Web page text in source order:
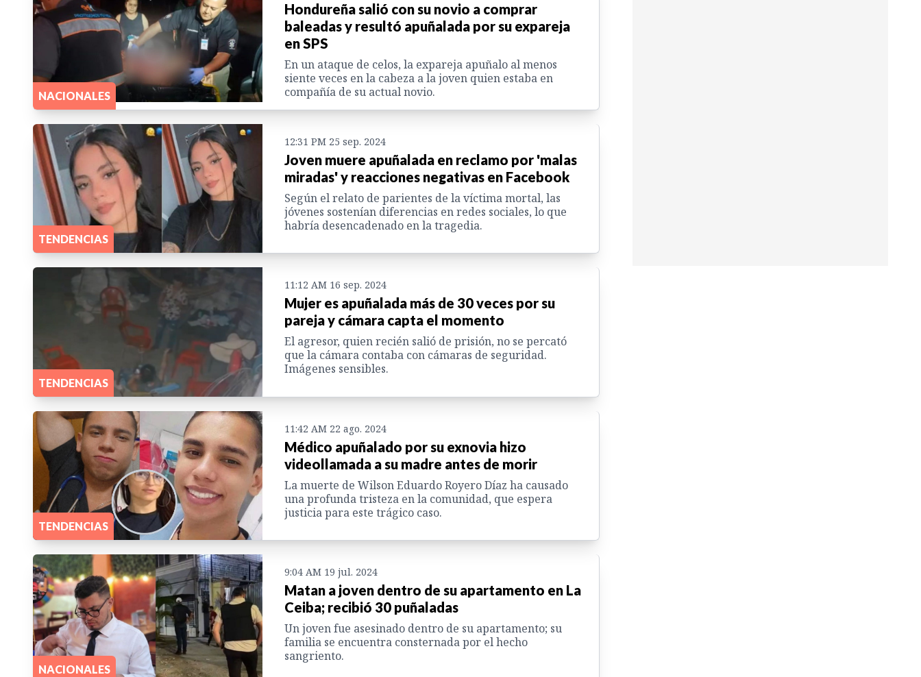
NACIONALES
Hondureña salió con su novio a comprar
baleadas y resultó apuñalada por su expareja
en SPS
En un ataque de celos, la expareja apuñalo al menos
siente veces en la cabeza a la joven quien estaba en
compañía de su actual novio.
TENDENCIAS
12:31 PM 25 sep. 2024
Joven muere apuñalada en reclamo por 'malas
miradas' y reacciones negativas en Facebook
Según el relato de parientes de la víctima mortal, las
jóvenes sostenían diferencias en redes sociales, lo que
habría desencadenado en la tragedia.
TENDENCIAS
11:12 AM 16 sep. 2024
Mujer es apuñalada más de 30 veces por su
pareja y cámara capta el momento
El agresor, quien recién salió de prisión, no se percató
que la cámara contaba con cámaras de seguridad.
Imágenes sensibles.
TENDENCIAS
11:42 AM 22 ago. 2024
Médico apuñalado por su exnovia hizo
videollamada a su madre antes de morir
La muerte de Wilson Eduardo Royero Díaz ha causado
una profunda tristeza en la comunidad, que espera
justicia para este trágico caso.
NACIONALES
9:04 AM 19 jul. 2024
Matan a joven dentro de su apartamento en La
Ceiba; recibió 30 puñaladas
Un joven fue asesinado dentro de su apartamento; su
familia se encuentra consternada por el hecho
sangriento.